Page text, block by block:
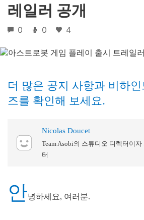
레일러 공개
0 0 4
더 많은 공지 사항과 비하
즈를 확인해 보세요.
Nicolas Doucet
Team Asobi의 스튜디오 디렉터이
터
안녕하세요, 여러분.